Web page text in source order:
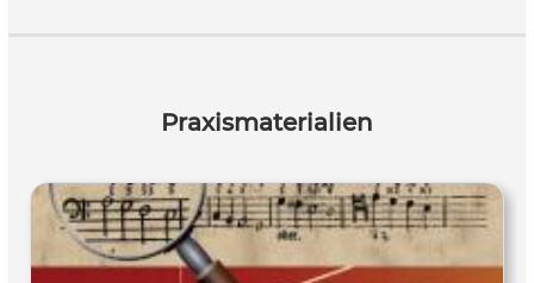
Praxismaterialien